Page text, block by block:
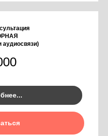
аудиосвязи)